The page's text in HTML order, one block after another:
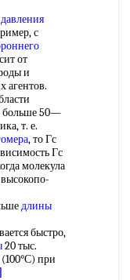
давления
с
от
и
агентов.
больше 50—
т. е.
, то Гс
Гс
молекула
длины
быстро,
20 тыс.
(100°С) при